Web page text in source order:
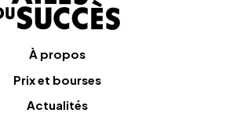
À propos
Prix et bourses
Actualités